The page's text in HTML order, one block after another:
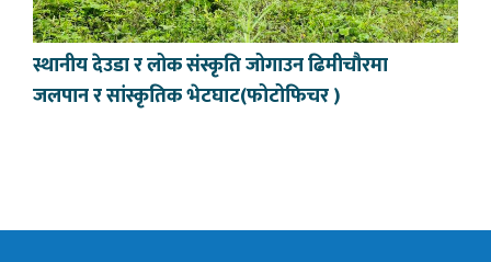
स्थानीय देउडा र लोक संस्कृति जोगाउन ढिमीचौरमा
जलपान र सांस्कृतिक भेटघाट(फोटोफिचर )